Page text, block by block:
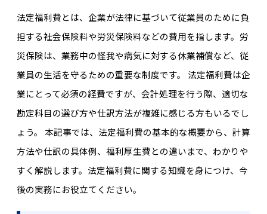
法定福利費とは、企業が法律に基づいて従業員のために負
担する社会保険料や労災保険料などの費用を指します。労
災保険は、業務中の怪我や病気に対する休業補償など、従
業員の生活を守るための重要な制度です。 法定福利費は企
業にとって必須の経費ですが、会計処理を行う際、適切な
勘定科目の選び方や仕訳方法が複雑に感じる方もいるでし
ょう。 本記事では、法定福利費の基本的な概要から、計算
方法や仕訳の具体例、福利厚生費との違いまで、わかりや
すく解説します。法定福利費に関する知識を身につけ、今
後の実務にお役立てください。